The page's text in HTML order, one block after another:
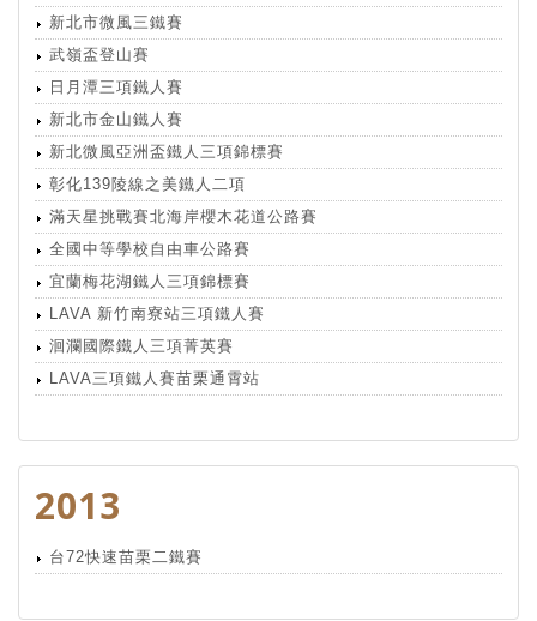
新北市微風三鐵賽
武嶺盃登山賽
日月潭三項鐵人賽
新北市金山鐵人賽
新北微風亞洲盃鐵人三項錦標賽
彰化139陵線之美鐵人二項
滿天星挑戰賽北海岸櫻木花道公路賽
全國中等學校自由車公路賽
宜蘭梅花湖鐵人三項錦標賽
LAVA 新竹南寮站三項鐵人賽
洄瀾國際鐵人三項菁英賽
LAVA三項鐵人賽苗栗通霄站
2013
台72快速苗栗二鐵賽